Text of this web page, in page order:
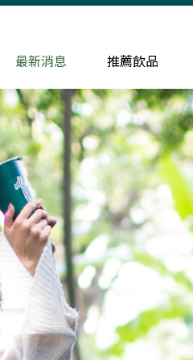
最新消息 推薦飲品